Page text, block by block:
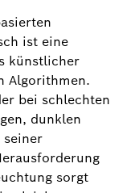
ist eine
künstlicher
Algorithmen.
bei schlechten
dunklen
seiner
sorgt